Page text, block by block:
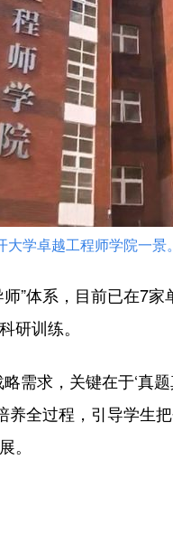
大学卓越工程师学院一景
体系，目前已在7家
研训练。
求，关键在于‘真题
养全过程，引导学生
。